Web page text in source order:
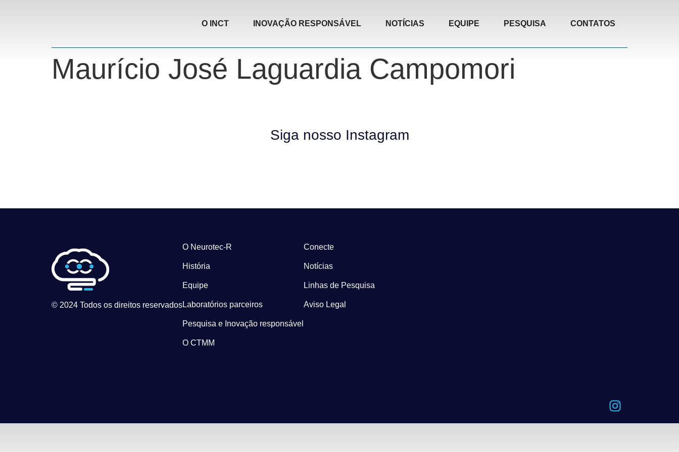
O INCT INOVAÇÃO RESPONSÁVEL NOTÍCIAS EQUIPE PESQUISA CONTATOS
Maurício José Laguardia Campomori
Siga nosso Instagram
© 2024 Todos os direitos reservados
O Neurotec-R
História
Equipe
Laboratórios parceiros
Pesquisa e Inovação responsável
O CTMM
Conecte
Notícias
Linhas de Pesquisa
Aviso Legal